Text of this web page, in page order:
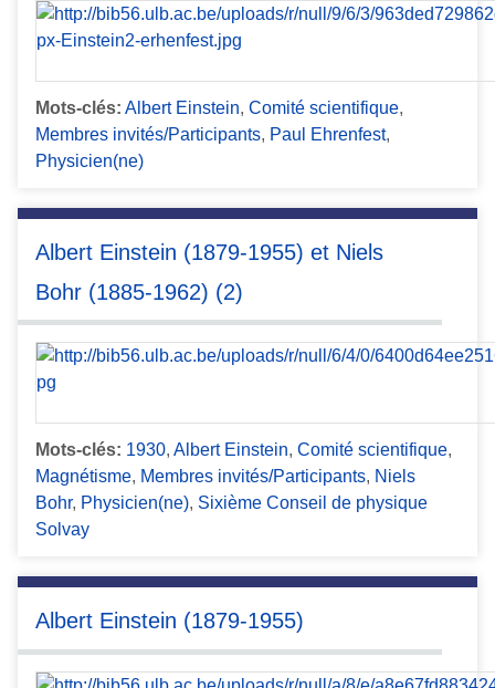
Mots-clés: Albert Einstein, Comité scientifique,
Membres invités/Participants, Paul Ehrenfest,
Physicien(ne)
Albert Einstein (1879-1955) et Niels
Bohr (1885-1962) (2)
Mots-clés: 1930, Albert Einstein, Comité scientifique,
Magnétisme, Membres invités/Participants, Niels
Bohr, Physicien(ne), Sixième Conseil de physique
Solvay
Albert Einstein (1879-1955)